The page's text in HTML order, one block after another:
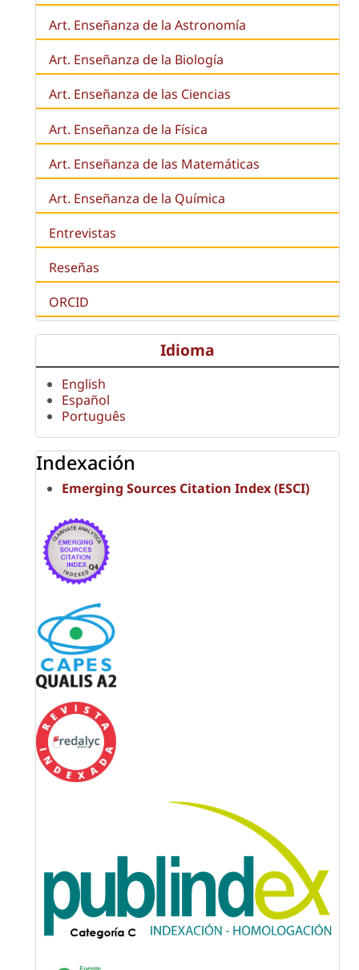
Art. Enseñanza de la Astronomía
Art. Enseñanza de la Biología
Art. Enseñanza de las Ciencias
Art. Enseñanza de la Física
Art. Enseñanza de las Matemáticas
Art. Enseñanza de la Química
Entrevistas
Reseñas
ORCID
Idioma
English
Español
Português
Indexación
Emerging Sources Citation Index (ESCI)